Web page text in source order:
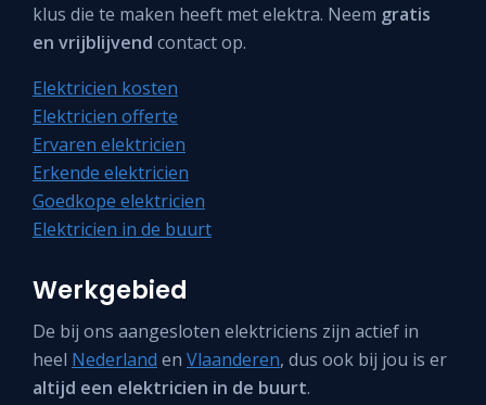
klus die te maken heeft met elektra. Neem gratis
en vrijblijvend contact op.
Elektricien kosten
Elektricien offerte
Ervaren elektricien
Erkende elektricien
Goedkope elektricien
Elektricien in de buurt
Werkgebied
De bij ons aangesloten elektriciens zijn actief in
heel Nederland en Vlaanderen, dus ook bij jou is er
altijd een elektricien in de buurt.